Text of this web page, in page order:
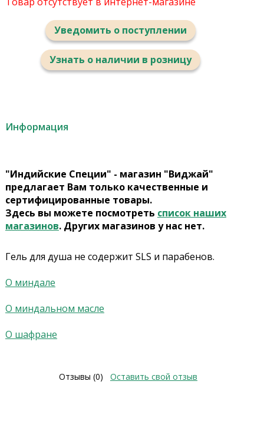
Уведомить о поступлении
Узнать о наличии в розницу
Информация
"Индийские Специи" - магазин "Виджай"
предлагает Вам только качественные и
сертифицированные товары.
Здесь вы можете посмотреть список наших
магазинов. Других магазинов у нас нет.
Гель для душа не содержит SLS и парабенов.
О миндале
О миндальном масле
О шафране
Отзывы (0) Оставить свой отзыв